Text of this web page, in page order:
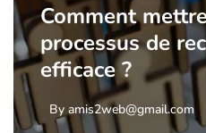
Comment
processus de
efficace ?
By amis2web@gmail.com